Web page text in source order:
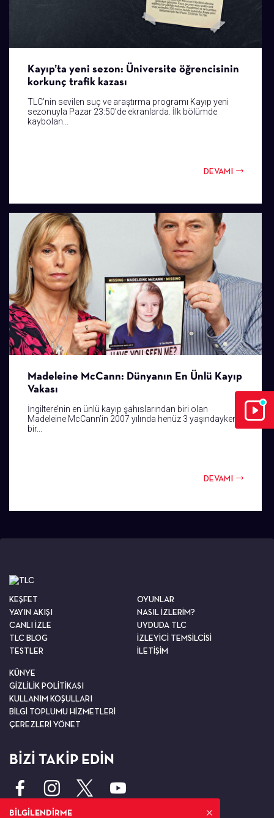
Kayıp’ta yeni sezon: Üniversite öğrencisinin
korkunç trafik kazası
TLC’nin sevilen suç ve araştırma programı Kayıp yeni
sezonuyla Pazar 23:50’de ekranlarda. İlk bölümde
kaybolan...
DEVAMI
Madeleine McCann: Dünyanın En Ünlü Kayıp
Vakası
İngiltere’nin en ünlü kayıp şahıslarından biri olan
Madeleine McCann’in 2007 yılında henüz 3 yaşındayken
bir...
DEVAMI
KEŞFET
YAYIN AKIŞI
CANLI İZLE
TLC BLOG
TESTLER
OYUNLAR
NASIL İZLERİM?
UYDUDA TLC
İZLEYİCİ TEMSİLCİSİ
İLETİŞİM
KÜNYE
GİZLİLİK POLİTİKASI
KULLANIM KOŞULLARI
BİLGİ TOPLUMU HİZMETLERİ
ÇEREZLERİ YÖNET
BİZİ TAKİP EDİN
BİLGİLENDİRME